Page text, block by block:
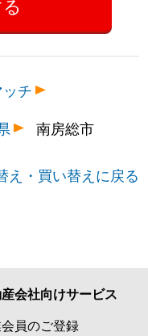
チ
南房総市
え・買い替えに戻る
会社向けサービス
員のご登録